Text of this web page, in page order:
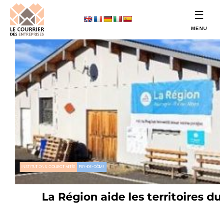
INSTITUTIONS, COLLECTIVITÉS PUY-DE-DÔME
La Région aide les territoires